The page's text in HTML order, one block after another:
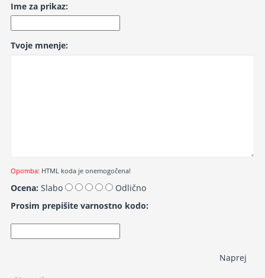
Ime za prikaz:
Tvoje mnenje:
Opomba: HTML koda je onemogočena!
Ocena: Slabo
Odlično
Prosim prepišite varnostno kodo:
Naprej